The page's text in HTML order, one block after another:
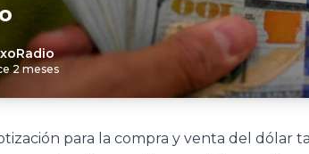
2 meses
para la compra y venta del dólar